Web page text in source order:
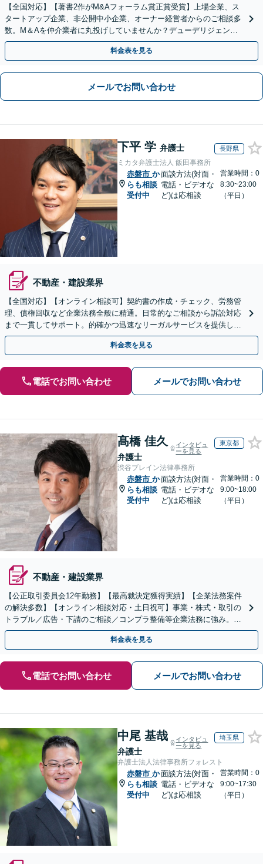
【全国対応】【著書2作がM&Aフォーラム賞正賞受賞】上場企業、ス
タートアップ企業、非公開中小企業、オーナー経営者からのご相談多
数。M＆Aを仲介業者に丸投げしていませんか？デューデリジェンス
や契約書作成・交渉はお任せください【初回無料】
料金表を見る
メールでお問い合わせ
下平 学 弁護士 長野県
ミカタ弁護士法人 飯田事務所
赤磐市 か
らも相談
受付中
面談方法(対面・
電話・ビデオな
ど)は応相談
営業時間：0
8:30~23:00
（平日）
不動産・建設業界
【全国対応】【オンライン相談可】契約書の作成・チェック、労務管
理、債権回収など企業法務全般に精通。日常的なご相談から訴訟対応
まで一貫してサポート。的確かつ迅速なリーガルサービスを提供しま
す。【初回相談無料】【休日・夜間相談可】
料金表を見る
電話でお問い合わせ メールでお問い合わせ
髙橋 佳久
弁護士
インタビュ
ーを見る
東京都
渋谷ブレイン法律事務所
赤磐市 か
らも相談
受付中
面談方法(対面・
電話・ビデオな
ど)は応相談
営業時間：0
9:00~18:00
（平日）
不動産・建設業界
【公正取引委員会12年勤務】【最高裁決定獲得実績】【企業法務案件
の解決多数】【オンライン相談対応・土日祝可】事業・株式・取引の
トラブル／広告・下請のご相談／コンプラ整備等企業法務に強み。株
式の相続／誹謗中傷対策／不動産問題まで幅広く対応！
料金表を見る
電話でお問い合わせ メールでお問い合わせ
中尾 基哉
弁護士
インタビュ
ーを見る
埼玉県
弁護士法人法律事務所フォレスト
赤磐市 か
らも相談
受付中
面談方法(対面・
電話・ビデオな
ど)は応相談
営業時間：0
9:00~17:30
（平日）